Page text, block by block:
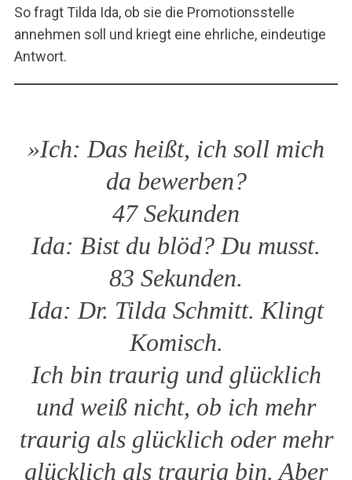
So fragt Tilda Ida, ob sie die Promotionsstelle
annehmen soll und kriegt eine ehrliche, eindeutige
Antwort.
»Ich: Das heißt, ich soll mich
da bewerben?
47 Sekunden
Ida: Bist du blöd? Du musst.
83 Sekunden.
Ida: Dr. Tilda Schmitt. Klingt
Komisch.
Ich bin traurig und glücklich
und weiß nicht, ob ich mehr
traurig als glücklich oder mehr
glücklich als traurig bin. Aber